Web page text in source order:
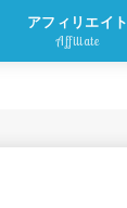
アフィリエイト
Affiliate